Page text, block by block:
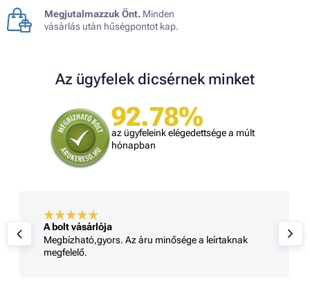
Megjutalmazzuk Önt. Minden
vásárlás után hűségpontot kap.
Az ügyfelek dicsérnek minket
92.78%
az ügyfeleink elégedettsége a múlt
hónapban
A bolt vásárlója
Megbízható,gyors. Az áru minősége a leírtaknak
megfelelő.